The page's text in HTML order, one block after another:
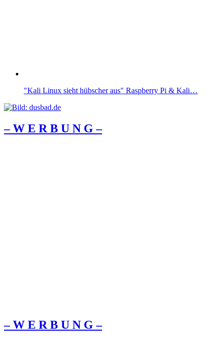
"Kali Linux sieht hübscher aus" Raspberry Pi & Kali…
– W Ε R Β U Ν G –
– W Ε R Β U Ν G –